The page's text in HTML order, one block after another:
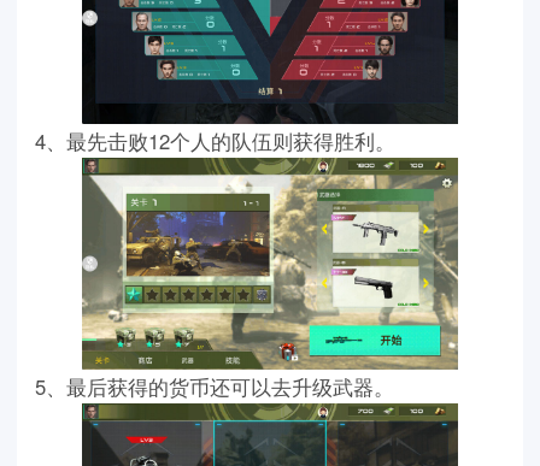
4、最先击败12个人的队伍则获得胜利。
5、最后获得的货币还可以去升级武器。